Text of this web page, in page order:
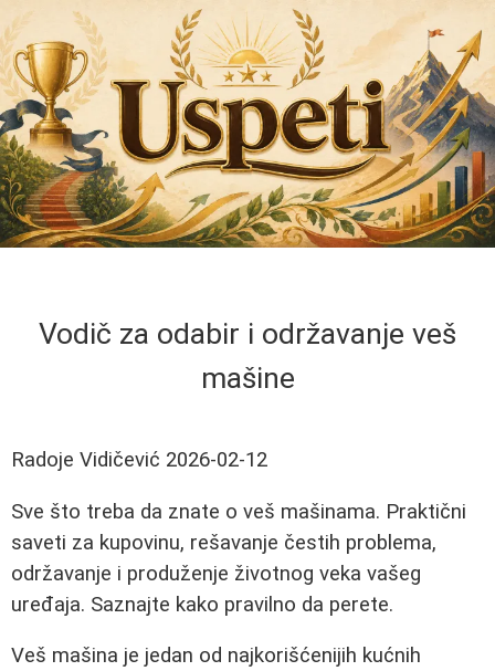
Vodič za odabir i održavanje veš
mašine
Radoje Vidičević 2026-02-12
Sve što treba da znate o veš mašinama. Praktični
saveti za kupovinu, rešavanje čestih problema,
održavanje i produženje životnog veka vašeg
uređaja. Saznajte kako pravilno da perete.
Veš mašina je jedan od najkorišćenijih kućnih